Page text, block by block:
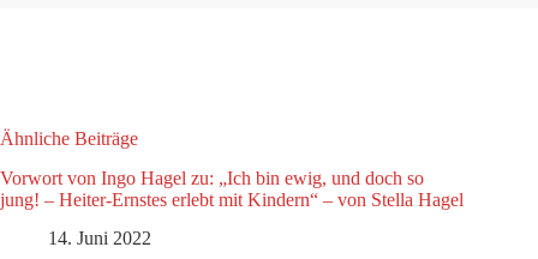
Ähnliche Beiträge
Vorwort von Ingo Hagel zu: „Ich bin ewig, und doch so
jung! – Heiter-Ernstes erlebt mit Kindern“ – von Stella Hagel
14. Juni 2022